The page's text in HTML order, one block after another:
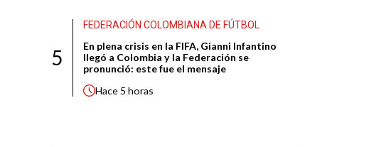
5
FEDERACIÓN COLOMBIANA DE FÚTBOL
En plena crisis en la FIFA, Gianni Infantino
llegó a Colombia y la Federación se
pronunció: este fue el mensaje
Hace 5 horas